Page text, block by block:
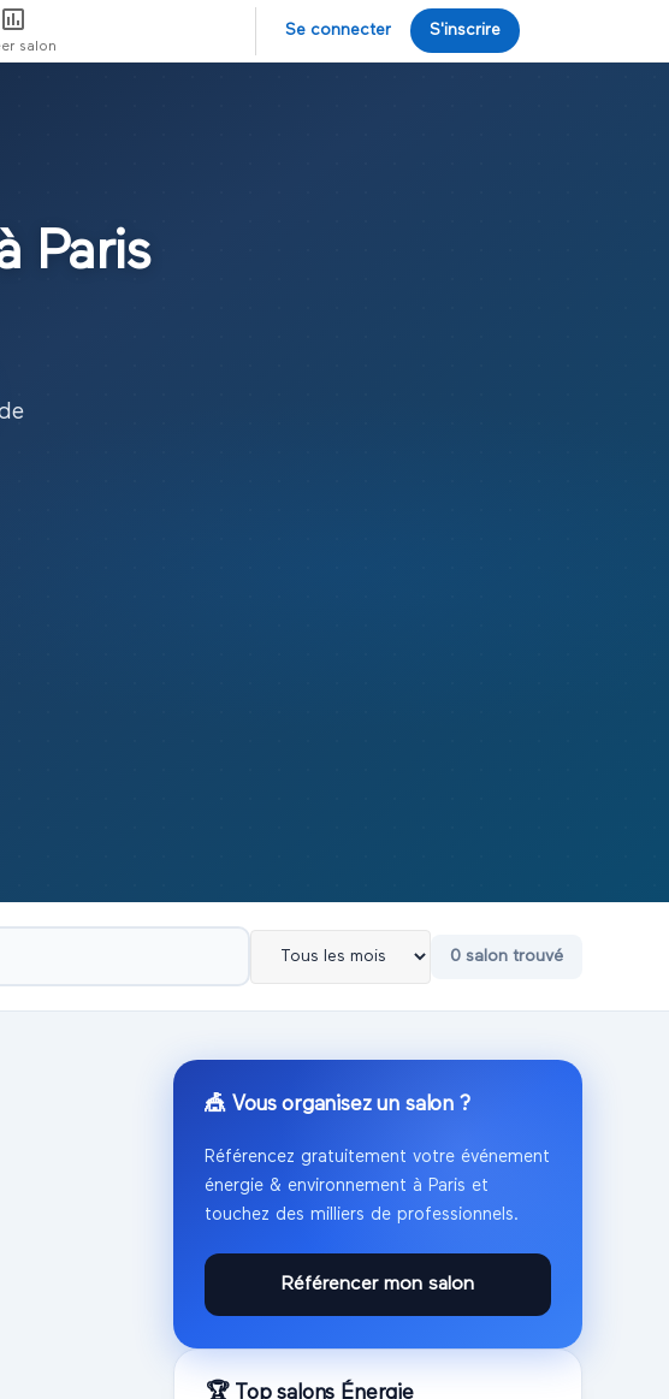
salon
Se connecter S'inscrire
Paris
0 salon trouvé
🎪 Vous organisez un salon ?
Référencez gratuitement votre événement
énergie & environnement à Paris et
touchez des milliers de professionnels.
Référencer mon salon
🏆 Top salons Énergie